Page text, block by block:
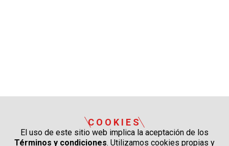
COOKIES
El uso de este sitio web implica la aceptación de los
Términos y condiciones. Utilizamos cookies propias y